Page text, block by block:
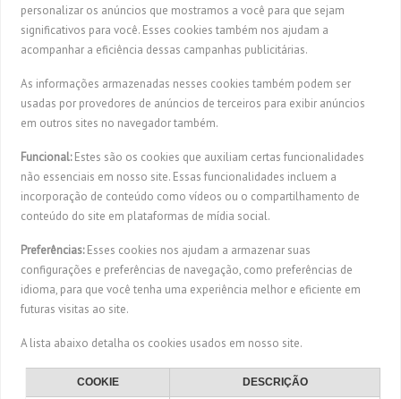
personalizar os anúncios que mostramos a você para que sejam
significativos para você. Esses cookies também nos ajudam a
acompanhar a eficiência dessas campanhas publicitárias.
As informações armazenadas nesses cookies também podem ser
usadas por provedores de anúncios de terceiros para exibir anúncios
em outros sites no navegador também.
Funcional:Estes são os cookies que auxiliam certas funcionalidades
não essenciais em nosso site. Essas funcionalidades incluem a
incorporação de conteúdo como vídeos ou o compartilhamento de
conteúdo do site em plataformas de mídia social.
Preferências:Esses cookies nos ajudam a armazenar suas
configurações e preferências de navegação, como preferências de
idioma, para que você tenha uma experiência melhor e eficiente em
futuras visitas ao site.
A lista abaixo detalha os cookies usados em nosso site.
COOKIE DESCRIÇÃO